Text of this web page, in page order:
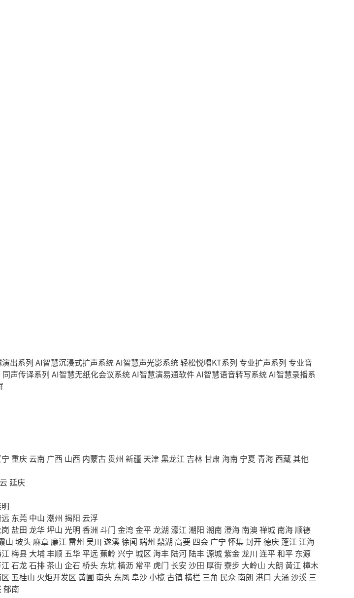
出系列 AI智慧沉浸式扩声系统AI智慧声光影系统轻松悦唱KT系列 专业扩声系列 专业音
同声传译系列 AI智慧无纸化会议系统AI智慧演易通软件AI智慧语音转写系统AI智慧录播系
重庆 云南 广西 山西 内蒙古 贵州 新疆 天津黑龙江 吉林甘肃 海南 宁夏 青海 西藏其他
延庆
东莞 中山 潮州 揭阳 云浮
盐田 龙华坪山 光明 香洲 斗门 金湾金平龙湖 濠江 潮阳 潮南 澄海 南澳禅城 南海 顺德
山 坡头麻章 廉江 雷州 吴川 遂溪徐闻 端州 鼎湖 高要 四会 广宁 怀集封开德庆 蓬江 江海
梅县 大埔丰顺 五华平远 蕉岭 兴宁 城区 海丰 陆河 陆丰源城紫金龙川 连平和平 东源
石龙石排茶山 企石 桥头 东坑横沥 常平 虎门 长安 沙田 厚街寮步 大岭山 大朗 黄江 樟木
五桂山 火炬开发区 黄圃 南头 东凤阜沙小榄 古镇横栏 三角 民众 南朗 港口 大涌 沙溪 三
郁南